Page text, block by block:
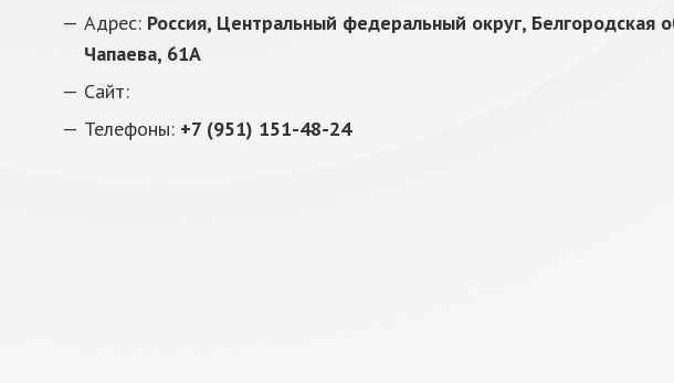
Адрес: Россия, Центральный федеральный округ, Белгородская
Чапаева, 61А
Сайт:
Телефоны: +7 (951) 151-48-24